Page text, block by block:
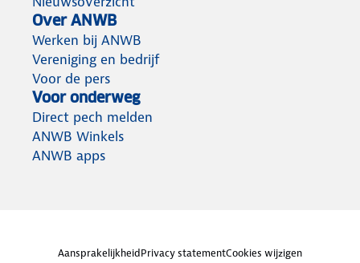
Over ANWB
Werken bij ANWB
Vereniging en bedrijf
Voor de pers
Voor onderweg
Direct pech melden
ANWB Winkels
ANWB apps
AansprakelijkheidPrivacy statementCookies wijzigen